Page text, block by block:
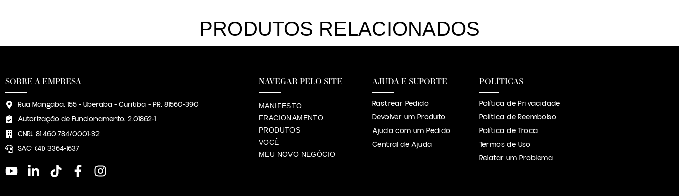
PRODUTOS RELACIONADOS
SOBRE A EMPRESA
Rua Mangaba, 155 - Uberaba - Curitiba - PR, 81560-390
Autorização de Funcionamento: 2.01862-1
CNPJ: 81.460.784/0001-32
SAC: (41) 3364-1637
NAVEGAR PELO SITE
MANIFESTO
FRACIONAMENTO
PRODUTOS
VOCÊ
MEU NOVO NEGÓCIO
AJUDA E SUPORTE
Rastrear Pedido
Devolver um Produto
Ajuda com um Pedido
Central de Ajuda
POLÍTICAS
Política de Privacidade
Política de Reembolso
Política de Troca
Termos de Uso
Relatar um Problema